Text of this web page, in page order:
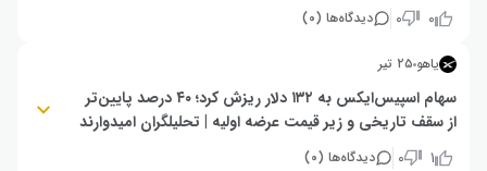
کاهش هیجان درباره چشم‌انداز بلندمدت نسبت می‌دهند.
۰ ۰ دیدگاه‌ها (۰)
یاهو ۲۵ تیر
سهام اسپیس‌ایکس به ۱۳۲ دلار ریزش کرد؛ ۴۰ درصد پایین‌تر
از سقف تاریخی و زیر قیمت عرضه اولیه | تحلیلگران امیدوارند
۱ ۰ دیدگاه‌ها (۰)